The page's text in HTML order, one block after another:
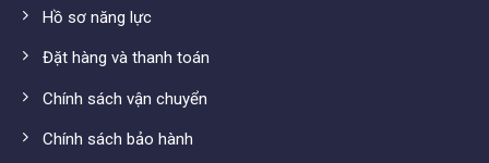
Hồ sơ năng lực
Đặt hàng và thanh toán
Chính sách vận chuyển
Chính sách bảo hành